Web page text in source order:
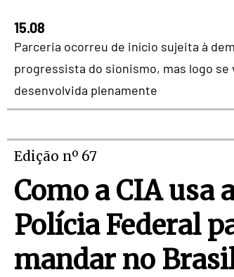
15.08
Parceria ocorreu de início sujeita à
progressista do sionismo, mas logo se
desenvolvida plenamente
Edição nº 67
Como a CIA usa
Polícia Federal
mandar no